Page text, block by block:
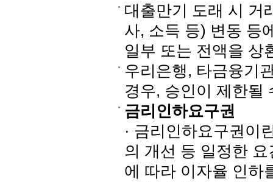
대출만기 도래 시 거
사, 소득 등) 변동 등
일부 또는 전액을 상
우리은행, 타금융기
경우, 승인이 제한될
금리인하요구권
· 금리인하요구권이
의 개선 등 일정한
에 따라 이자율 인하